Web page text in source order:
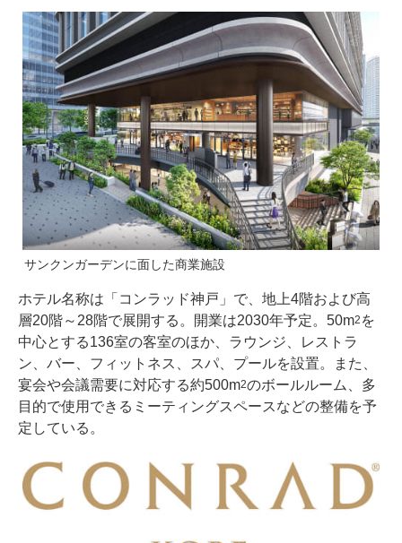
サンクンガーデンに面した商業施設
ホテル名称は「コンラッド神戸」で、地上4階および高
層20階～28階で展開する。開業は2030年予定。50m2 を
中心とする136室の客室のほか、ラウンジ、レストラ
ン、バー、フィットネス、スパ、プールを設置。また、
宴会や会議需要に対応する約500m2のボールルーム、多
目的で使用できるミーティングスペースなどの整備を予
定している。